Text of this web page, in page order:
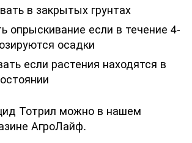
в закрытых грунтах
опрыскивание если в течение 4-
осадки
если растения находятся в
Тотрил можно в нашем
АгроЛайф.